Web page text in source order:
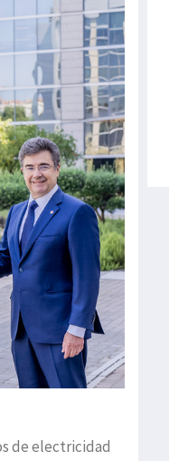
de electricidad